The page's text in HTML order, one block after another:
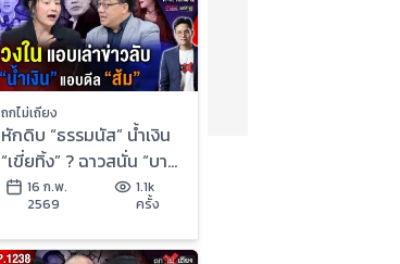
ถกไม่เถียง
หักดิบ “ธรรมนัส” น้ำเงิน
“เขี่ยทิ้ง” ? ฉาวสนั่น “บาร์
โค้ดเจ้ากรรม” เลือกตั้งส่อ
โมฆะ !
16 ก.พ.
2569
1.1k
ครั้ง